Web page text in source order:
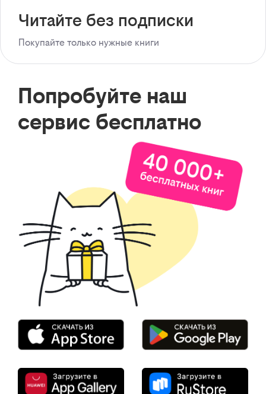
Читайте без подписки
Покупайте только нужные книги
Попробуйте наш
сервис бесплатно